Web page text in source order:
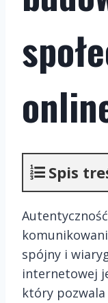
Spis
spójny i
internetowej
który